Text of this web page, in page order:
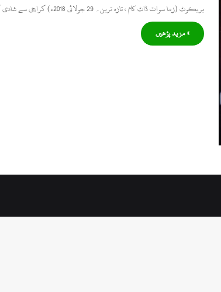
بریکوٹ (زما سوات ڈاٹ کام ، تازہ ترین۔ 29 جولائی 2018ء) کراچی سے شادی کیلئے انے والا مہمان کراکڑ میں…
» مزید پڑھیں